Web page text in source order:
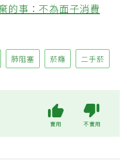
的事：不為面子消費
肺阻塞 菸癮 二手菸
實用 不實用